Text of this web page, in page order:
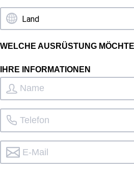
WELCHE AUSRÜSTUNG
IHRE INFORMATIONEN